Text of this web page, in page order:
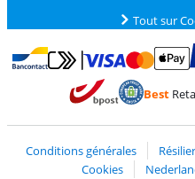
Tout sur
Payer avec Bancontact
Payer avec MasterCard et
Best
Conditions générales
Cookies